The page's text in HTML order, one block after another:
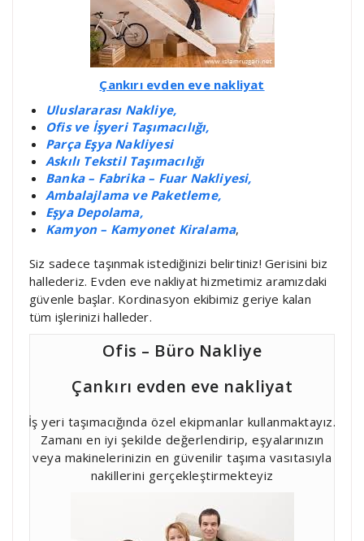
Çankırı evden eve nakliyat
Uluslararası Nakliye,
Ofis ve İşyeri Taşımacılığı,
Parça Eşya Nakliyesi
Askılı Tekstil Taşımacılığı
Banka – Fabrika – Fuar Nakliyesi,
Ambalajlama ve Paketleme,
Eşya Depolama,
Kamyon – Kamyonet Kiralama,
Siz sadece taşınmak istediğinizi belirtiniz! Gerisini biz
hallederiz. Evden eve nakliyat hizmetimiz aramızdaki
güvenle başlar. Kordinasyon ekibimiz geriye kalan
tüm işlerinizi halleder.
Ofis – Büro Nakliye
Çankırı evden eve nakliyat
İş yeri taşımacığında özel ekipmanlar kullanmaktayız.
Zamanı en iyi şekilde değerlendirip, eşyalarınızın
veya makinelerinizin en güvenilir taşıma vasıtasıyla
nakillerini gerçekleştirmekteyiz